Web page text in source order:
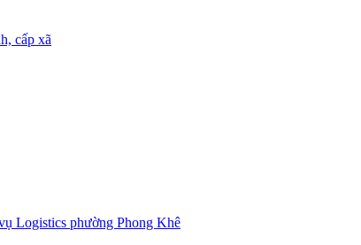
cấp xã
Logistics phường Phong Khê